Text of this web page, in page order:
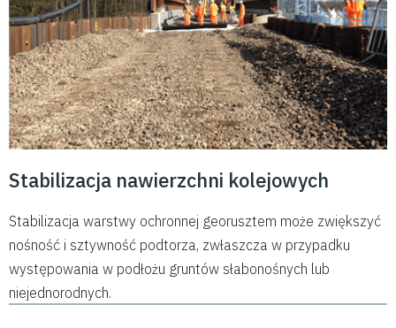
Stabilizacja nawierzchni kolejowych
Stabilizacja warstwy ochronnej georusztem może zwiększyć
nośność i sztywność podtorza, zwłaszcza w przypadku
występowania w podłożu gruntów słabonośnych lub
niejednorodnych.